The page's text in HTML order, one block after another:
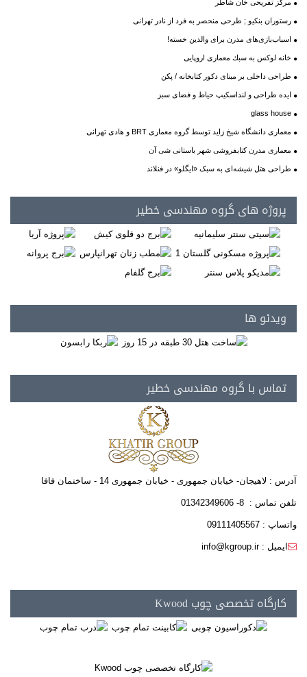
مرکز تفریحی خان شاطر
رستوران بنکیو ; طرحی منحصر به فرد از نادر تهرانی
اسباب‌بازی‌های مدرن برای والدین خسته!
خانه لوکس به سبك معماری اروپایی
طراحی داخلی بر مبنای دکور کتابخانه / پکن
ایده طراحی و لنداسکیپ حیاط و فضای سبز
glass house
معماری دانشگاه شیخ زاید توسط گروه معماری BRT و هادی تهرانی
معماری مدرن کتابفروشی شهر باستانی شی آن
طراحی هتل شیشه‌ای به سبک «ایگلو» در فنلاند
پروژه های گروه مهندسی خطیر
ویدئو ها
تماس با گروه مهندسی خطیر
آدرس : لاهیجان- خیابان جمهوری - خیابان جمهوری 14 - ساختمان فافا
تلفن تماس : 8- 01342349606
واتساپ : 09111405567
ایمیل : info@kgroup.ir
کارگاه تخصصی چوب Kwood